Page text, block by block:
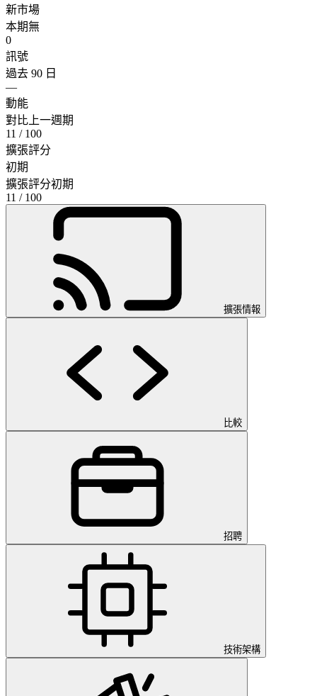
新市場
本期無
0
訊號
過去 90 日
—
動能
對比上一週期
11 / 100
擴張評分
初期
擴張評分初期
11 / 100
擴張情報
比較
招聘
技術架構